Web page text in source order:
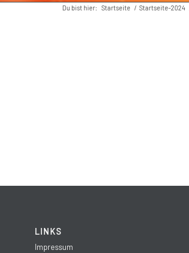
Du bist hier: Startseite / Startseite-2024
LINKS
Impressum